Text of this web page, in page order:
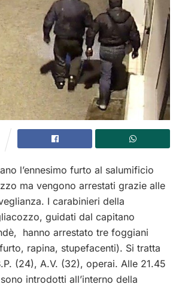
l’ennesimo furto al salumificio
ma vengono arrestati grazie alle
I carabinieri della
guidati dal capitano
hanno arrestato tre foggiani
rapina, stupefacenti). Si tratta
(24), A.V. (32), operai. Alle 21.45
introdotti all’interno della